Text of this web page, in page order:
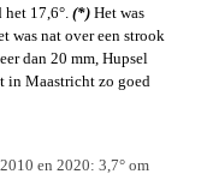
17,6°. (*) Het was
was nat over een strook
dan 20 mm, Hupsel
in Maastricht zo goed
en 2020: 3,7° om